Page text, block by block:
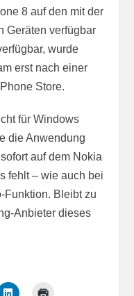
8 auf den mit der
Geräten verfügbar
wurde
erst nach einer
Store.
für Windows
die Anwendung
auf dem Nokia
fehlt – wie auch bei
Funktion. Bleibt zu
Anbieter dieses